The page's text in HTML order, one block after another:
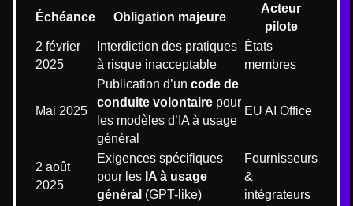
Échéance Obligation majeure
Acteur
pilote
2 février
2025
Interdiction des pratiques
à risque inacceptable
États
membres
Mai 2025
Publication d’un code de
conduite volontaire pour
les modèles d’IA à usage
général
EU AI Office
2 août
2025
Exigences spécifiques
pour les IA à usage
général (GPT-like)
Fournisseurs
&
intégrateurs